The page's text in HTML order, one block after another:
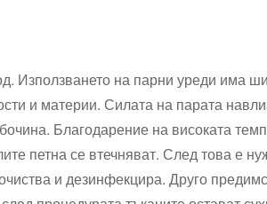
Използването на парни уреди има
и материи. Силата на парата
Благодарение на високата
петна се втечняват. След това е
и дезинфекцира. Друго